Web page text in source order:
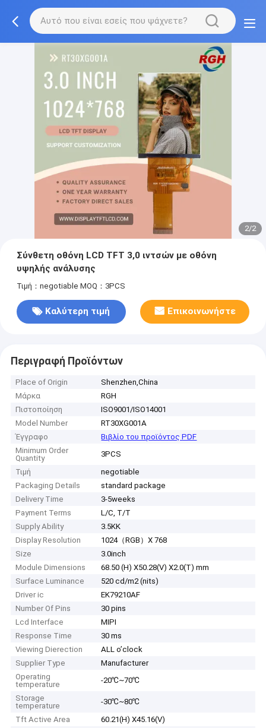
2/2
Σύνθετη οθόνη LCD TFT 3,0 ιντσών με οθόνη
υψηλής ανάλυσης
Τιμή：negotiable MOQ：3PCS
Καλύτερη τιμή Επικοινωνήστε
Περιγραφή Προϊόντων
Place of Origin
Shenzhen,China
Μάρκα
RGH
Πιστοποίηση
ISO9001/ISO14001
Model Number
RT30XG001A
Έγγραφο
Βιβλίο του προϊόντος PDF
Minimum Order
Quantity
3PCS
Τιμή
negotiable
Packaging Details
standard package
Delivery Time
3-5weeks
Payment Terms
L/C, T/T
Supply Ability
3.5KK
Display Resolution
1024（RGB）X 768
Size
3.0inch
Module Dimensions
68.50 (H) X50.28(V) X2.0(T) mm
Surface Luminance
520 cd/m2 (nits)
Driver ic
EK79210AF
Number Of Pins
30 pins
Lcd Interface
MIPI
Response Time
30 ms
Viewing Dierection
ALL o’clock
Supplier Type
Manufacturer
Operating
temperature
-20℃~70℃
Storage
temperature
-30℃~80℃
Tft Active Area
60.21(H) X45.16(V)